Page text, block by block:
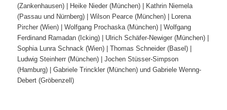
(Zankenhausen) | Heike Nieder (München) | Kathrin Niemela
(Passau und Nürnberg) | Wilson Pearce (München) | Lorena
Pircher (Wien) | Wolfgang Prochaska (München) | Wolfgang
Ferdinand Ramadan (Icking) | Ulrich Schäfer-Newiger (München) |
Sophia Lunra Schnack (Wien) | Thomas Schneider (Basel) |
Ludwig Steinherr (München) | Jochen Stüsser-Simpson
(Hamburg) | Gabriele Trinckler (München) und Gabriele Wenng-
Debert (Gröbenzell)